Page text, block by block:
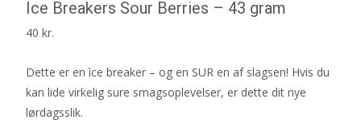
Ice Breakers Sour Berries – 43 gram
40 kr.
Dette er en ìce breaker – og en SUR en af slagsen! Hvis du
kan lide virkelig sure smagsoplevelser, er dette dit nye
lørdagsslik.